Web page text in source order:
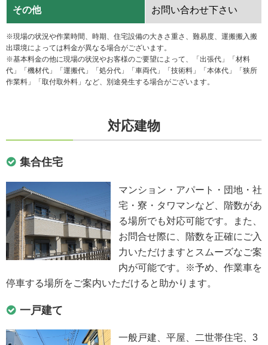
その他 お問い合わせ下さい
※現場の状況や作業時間、時期、住宅設備の大きさ重さ、難易度、運搬搬入搬
出環境によっては料金が異なる場合がございます。
※基本料金の他に現場の状況やお客様のご要望によって、「出張代」「材料
代」「機材代」「運搬代」「処分代」「車両代」「技術料」「本体代」「狭所
作業料」「取付取外料」など、別途発生する場合がございます。
対応建物
集合住宅
マンション・アパート・団地・社
宅・寮・タワマンなど、階数があ
る場所でも対応可能です。また、
お問合せ際に、階数を正確にご入
力いただけますとスムーズなご案
内が可能です。※予め、作業車を
停車する場所をご案内いただけると助かります。
一戸建て
一般戸建、平屋、二世帯住宅、3